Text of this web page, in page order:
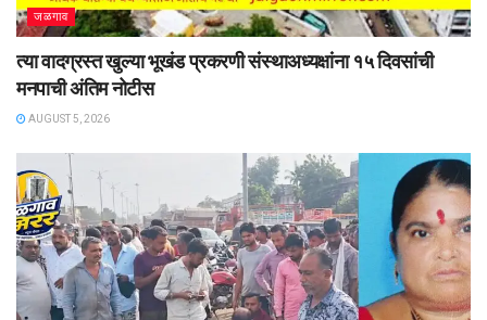
जळगाव
त्या वादग्रस्त खुल्या भूखंड प्रकरणी संस्थाअध्यक्षांना १५ दिवसांची
मनपाची अंतिम नोटीस
AUGUST 5, 2026